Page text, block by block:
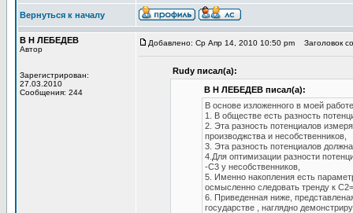
Вернуться к началу
В Н ЛЕБЕДЕВ
Автор
Зарегистрирован:
27.03.2010
Сообщения: 244
Добавлено: Ср Апр 14, 2010 10:50 pm Заголовок
Rudy писал(а):
В Н ЛЕБЕДЕВ писал(а):
В основе изложенного в моей
1. В обществе есть разность
2. Эта разность потенциалов
производжства и несобственников,
3. Эта разность потенциалов
4.Для оптимизации разности
-С3 у несобственников,
5. Именно накопления есть
осмысленно следовать тренду к
6. Приведенная ниже,
государстве , наглядно